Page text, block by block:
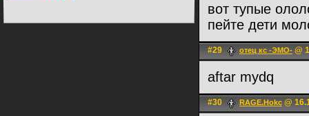
вот тупые
пейте дети
#29 отец кс -ЭМО- @
aftar mydq
#30 RAGE.Hokc @